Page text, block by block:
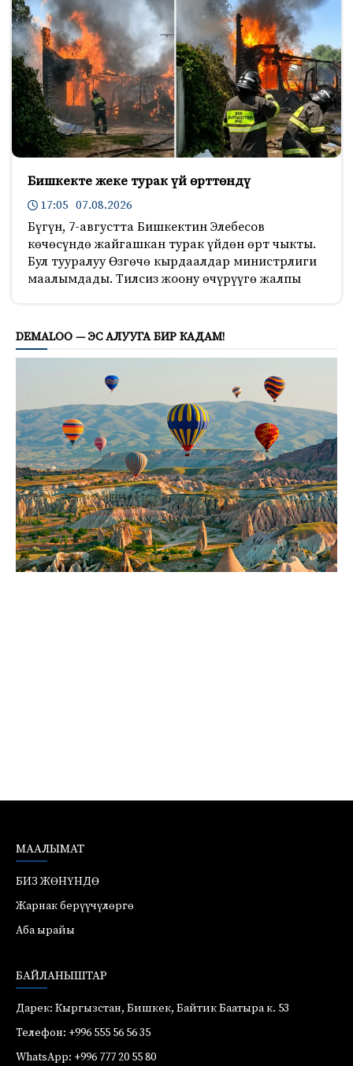
Бишкекте жеке турак үй өрттөндү
17:05 07.08.2026
Бүгүн, 7-августта Бишкектин Элебесов
көчөсүндө жайгашкан турак үйдөн өрт чыкты.
Бул тууралуу Өзгөчө кырдаалдар министрлиги
маалымдады. Тилсиз жоону өчүрүүгө жалпы
DEMALOO — ЭС АЛУУГА БИР КАДАМ!
МААЛЫМАТ
БИЗ ЖӨНҮНДӨ
Жарнак берүүчүлөргө
Аба ырайы
БАЙЛАНЫШТАР
Дарек: Кыргызстан, Бишкек, Байтик Баатыра к. 53
Телефон: +996 555 56 56 35
WhatsApp: +996 777 20 55 80